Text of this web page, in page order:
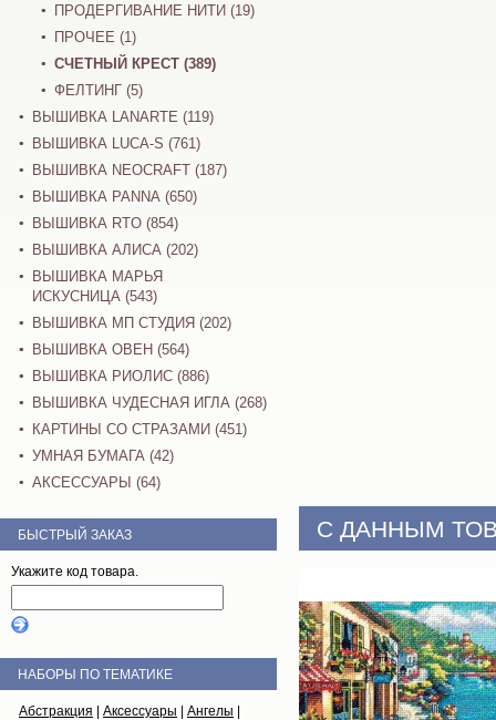
С ДАННЫМ
ПРОДЕРГИВАНИЕ НИТИ (19)
ПРОЧЕЕ (1)
СЧЕТНЫЙ КРЕСТ (389)
ФЕЛТИНГ (5)
ВЫШИВКА LANARTE (119)
ВЫШИВКА LUCA-S (761)
ВЫШИВКА NEOCRAFT (187)
ВЫШИВКА PANNA (650)
ВЫШИВКА RTO (854)
ВЫШИВКА АЛИСА (202)
ВЫШИВКА МАРЬЯ
ИСКУСНИЦА (543)
ВЫШИВКА МП СТУДИЯ (202)
ВЫШИВКА ОВЕН (564)
ВЫШИВКА РИОЛИС (886)
ВЫШИВКА ЧУДЕСНАЯ ИГЛА (268)
КАРТИНЫ СО СТРАЗАМИ (451)
УМНАЯ БУМАГА (42)
АКСЕССУАРЫ (64)
БЫСТРЫЙ ЗАКАЗ
Укажите код товара.
НАБОРЫ ПО ТЕМАТИКЕ
Абстракция Аксессуары Ангелы